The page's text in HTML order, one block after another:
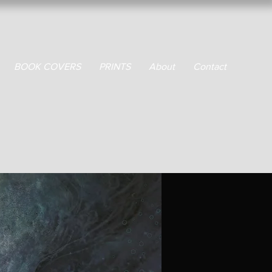
BOOK COVERS PRINTS About Contact